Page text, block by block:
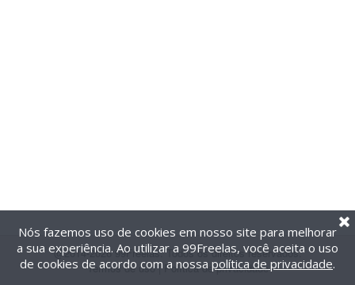
@2014-2026 99Freelas. Todos os direitos reservados.
Termos de uso| Política de privacidade
Nós fazemos uso de cookies em nosso site para melhorar
a sua experiência. Ao utilizar a 99Freelas, você aceita o uso
de cookies de acordo com a nossa política de privacidade.